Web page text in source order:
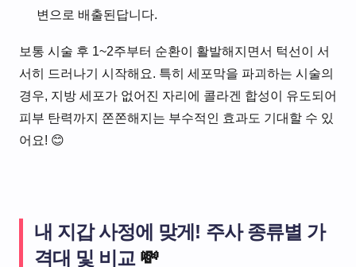
변으로 배출된답니다.
보통 시술 후 1~2주부터 순환이 활발해지면서 턱선이 서
서히 드러나기 시작해요. 특히 세포막을 파괴하는 시술의
경우, 지방 세포가 없어진 자리에 콜라겐 합성이 유도되어
피부 탄력까지 쫀쫀해지는 부수적인 효과도 기대할 수 있
어요! 😊
내 지갑 사정에 맞게! 주사 종류별 가
격대 및 비교 💸